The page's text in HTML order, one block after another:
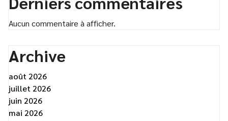
Aucun commentaire à afficher.
Archive
août 2026
juillet 2026
juin 2026
mai 2026